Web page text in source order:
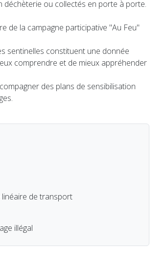
déchèterie ou collectés en porte à porte.
de la campagne participative "Au Feu"
sentinelles constituent une donnée
comprendre et de mieux appréhender
des plans de sensibilisation
de transport
illégal